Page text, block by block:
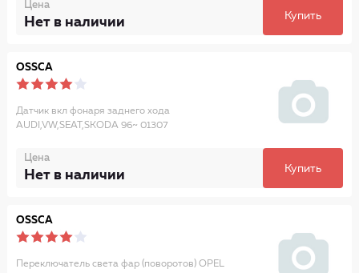
Цена
Нет в наличии Купить
OSSCA
Датчик вкл фонаря заднего хода
AUDI,VW,SEAT,SKODA 96~ 01307
Цена
Нет в наличии Купить
OSSCA
Переключатель света фар (поворотов) OPEL